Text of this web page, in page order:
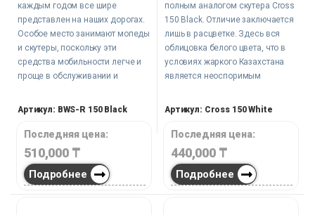
каждым годом все шире
представлен на наших дорогах.
Особое место занимают мопеды
и скутеры, поскольку эти
средства мобильности легче и
проще в обслуживании и
прощают новичку, и учиться
всего с их помощью.
Артикул: BWS-R 150 Black
Последняя цена:
510,000 ₸
Подробнее
полным аналогом скутера Сross
150 Black. Отличие заключается
лишь в расцветке. Здесь вся
облицовка белого цвета, что в
условиях жаркого Казахстана
является неоспоримым
Артикул: Cross 150 White
Последняя цена:
440,000 ₸
Подробнее